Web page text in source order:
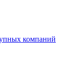
компаний